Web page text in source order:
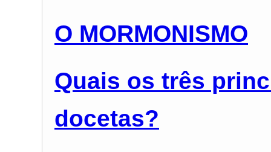
O MORMONISMO
Quais os três
docetas?